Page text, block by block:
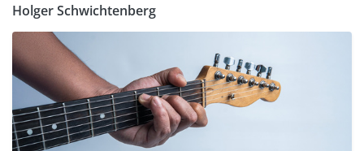
Holger Schwichtenberg